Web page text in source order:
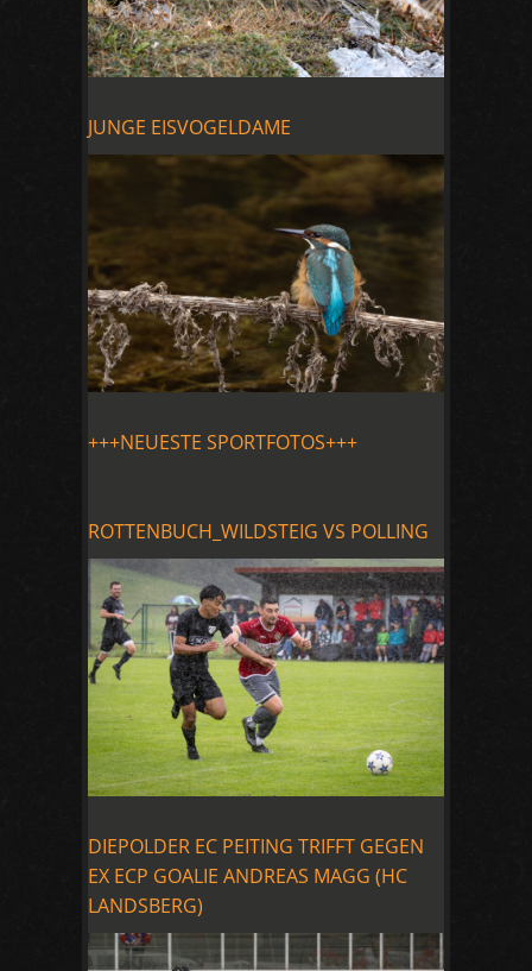
JUNGE EISVOGELDAME
+++NEUESTE SPORTFOTOS+++
ROTTENBUCH_WILDSTEIG VS POLLING
DIEPOLDER EC PEITING TRIFFT GEGEN
EX ECP GOALIE ANDREAS MAGG (HC
LANDSBERG)